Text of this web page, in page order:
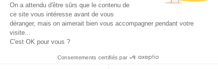
PRODURABLE
Inclusiv Day
Données personnelles Mentions légales 2025-2026 Tout droits réservés
On a attendu d'être sûrs que le contenu de
ce site vous intéresse avant de vous
déranger, mais on aimerait bien vous accompagner pendant votre
visite...
C'est OK pour vous ?
Consentements certifiés par